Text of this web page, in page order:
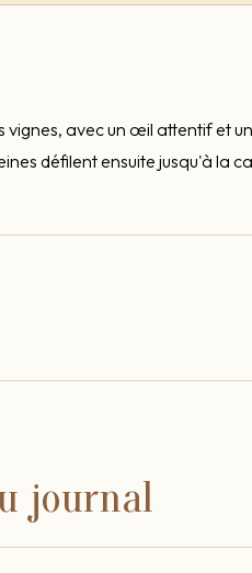
vignes, avec un œil attentif et
défilent ensuite jusqu'à la
journal